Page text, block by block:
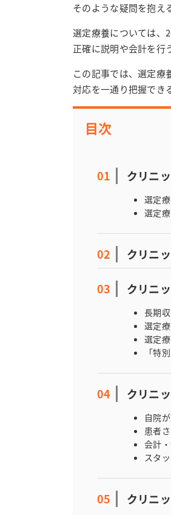
そのような疑問を抱え
選定療養については、
正確に説明や会計を行
この記事では、選定療
対応を一通り把握でき
目次
クリニ
選定
選定
クリニ
クリニ
長期
選定
選定
「特
クリニ
自院
患者
会計
スタ
クリニ